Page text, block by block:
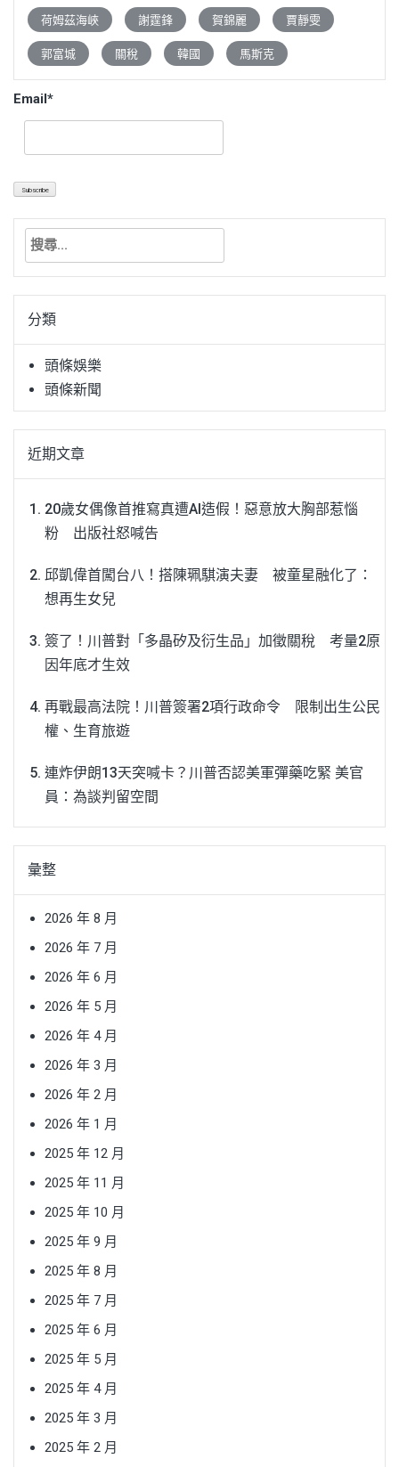
荷姆茲海峽 謝霆鋒 賀錦麗 賈靜雯
郭富城 關稅 韓國 馬斯克
Email*
搜
關
字:分類
頭條娛樂
頭條新聞
近期文章
20歲女偶像首推寫真遭AI造假！惡意放大胸部惹惱
粉 出版社怒喊告
邱凱偉首闖台八！搭陳珮騏演夫妻 被童星融化了：
想再生女兒
簽了！川普對「多晶矽及衍生品」加徵關稅 考量2原
因年底才生效
再戰最高法院！川普簽署2項行政命令 限制出生公民
權、生育旅遊
連炸伊朗13天突喊卡？川普否認美軍彈藥吃緊 美官
員：為談判留空間
彙整
2026 年 8 月
2026 年 7 月
2026 年 6 月
2026 年 5 月
2026 年 4 月
2026 年 3 月
2026 年 2 月
2026 年 1 月
2025 年 12 月
2025 年 11 月
2025 年 10 月
2025 年 9 月
2025 年 8 月
2025 年 7 月
2025 年 6 月
2025 年 5 月
2025 年 4 月
2025 年 3 月
2025 年 2 月